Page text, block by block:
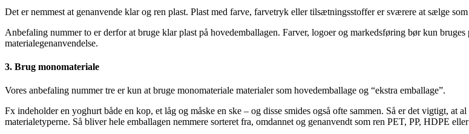
Det er nemmest at genanvende klar og ren plast. Plast med farve, farvetryk eller tilsætningsstoffer er sværere at sælge
Anbefaling nummer to er derfor at bruge klar plast på hovedemballagen. Farver, logoer og markedsføring bør kun
materialegenanvendelse.
3. Brug monomateriale
Vores anbefaling nummer tre er kun at bruge monomateriale materialer som hovedemballage og “ekstra emballage”.
Fx indeholder en yoghurt både en kop, et låg og måske en ske – og disse smides også ofte sammen. Så er det vigtigt, at
materialetyperne. Så bliver hele emballagen nemmere sorteret fra, omdannet og genanvendt som ren PET, PP, HDPE